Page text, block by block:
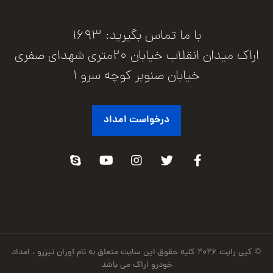
با ما تماس بگیرید: 1693
اراک میدان انقلاب خیابان 20متری شهدای صفری
خیابان صنوبر کوچه سرو 1
درخواست امداد
© کپی رایت ۲۰۲۶ کلیه حقوق این سایت متعلق به نام آوران تیزرو ، امداد
خودرو اراک می باشد